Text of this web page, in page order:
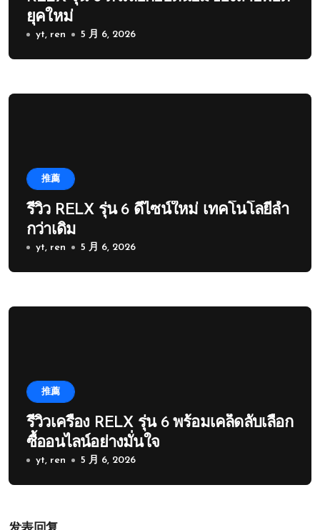
ยุคใหม่
yt, ren 5 月 6, 2026
推薦
รีวิว RELX รุ่น 6 ดีไซน์ใหม่ เทคโนโลยีล้ำ
กว่าเดิม
yt, ren 5 月 6, 2026
推薦
รีวิวเครื่อง RELX รุ่น 6 พร้อมเคล็ดลับเลือก
ซื้ออนไลน์อย่างมั่นใจ
yt, ren 5 月 6, 2026